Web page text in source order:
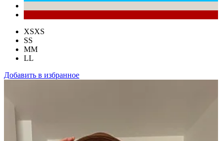
XSXS
SS
MM
LL
Добавить в избранное